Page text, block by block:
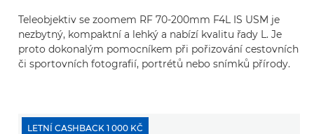
Teleobjektiv se zoomem RF 70-200mm F4L IS USM je
nezbytný, kompaktní a lehký a nabízí kvalitu řady L. Je
proto dokonalým pomocníkem při pořizování cestovních
či sportovních fotografií, portrétů nebo snímků přírody.
LETNÍ CASHBACK 1 000 KČ